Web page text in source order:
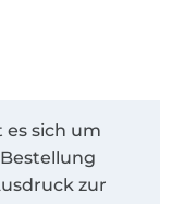
sich um
zur